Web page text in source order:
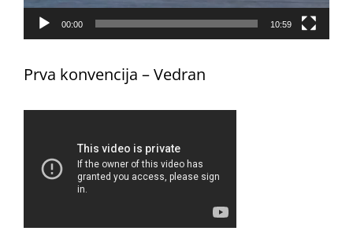
00:00 10:59
Prva konvencija – Vedran